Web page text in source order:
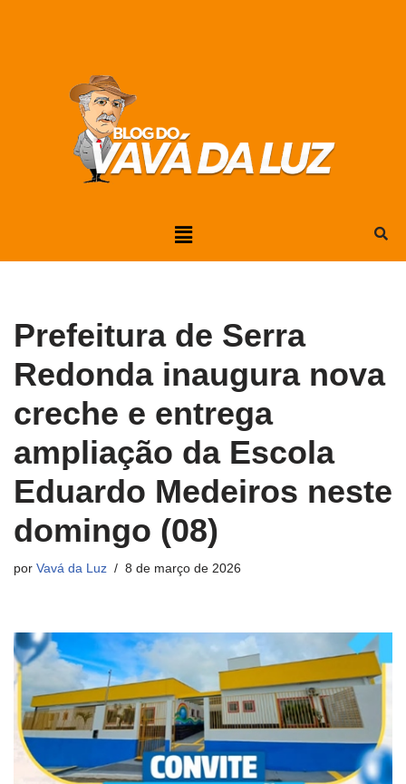
Prefeitura de Serra
Redonda inaugura nova
creche e entrega
ampliação da Escola
Eduardo Medeiros neste
domingo (08)
por Vavá da Luz 8 de março de 2026